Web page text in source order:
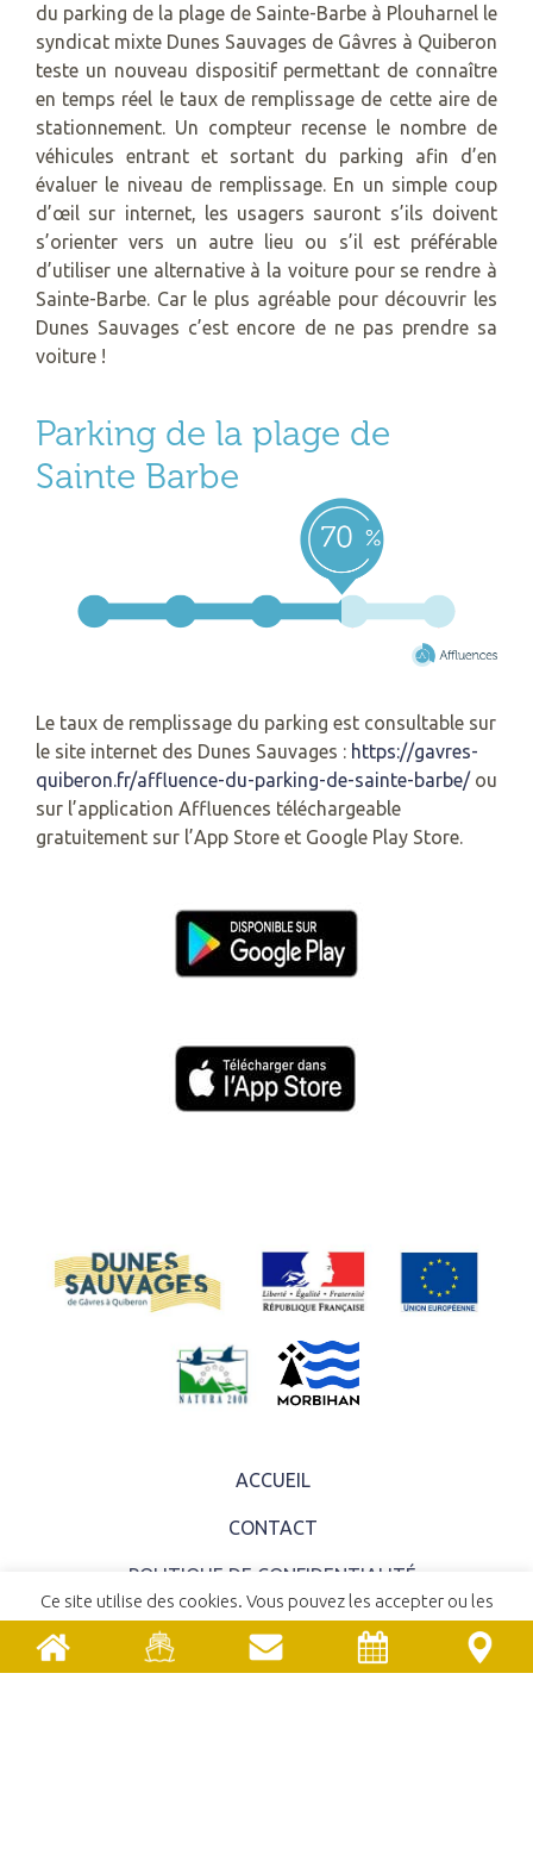
du parking de la plage de Sainte-Barbe à Plouharnel le
syndicat mixte Dunes Sauvages de Gâvres à Quiberon
teste un nouveau dispositif permettant de connaître
en temps réel le taux de remplissage de cette aire de
stationnement. Un compteur recense le nombre de
véhicules entrant et sortant du parking afin d’en
évaluer le niveau de remplissage. En un simple coup
d’œil sur internet, les usagers sauront s’ils doivent
s’orienter vers un autre lieu ou s’il est préférable
d’utiliser une alternative à la voiture pour se rendre à
Sainte-Barbe. Car le plus agréable pour découvrir les
Dunes Sauvages c’est encore de ne pas prendre sa
voiture !
Parking de la plage de
Sainte Barbe
Le taux de remplissage du parking est consultable sur
le site internet des Dunes Sauvages : https://gavres-
quiberon.fr/affluence-du-parking-de-sainte-barbe/ou
sur l’application Affluences téléchargeable
gratuitement sur l’App Store et Google Play Store.
ACCUEIL
CONTACT
POLITIQUE DE CONFIDENTIALITÉ
MENTIONS LÉGALES
COMITÉ SYNDICAL
Ce site utilise des cookies. Vous pouvez les accepter ou les
ACCEPTER REFUSER En savoir plus